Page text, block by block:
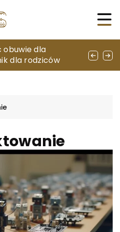
Twoje Filmowe
obuwie dla
dla rodziców
do systemu